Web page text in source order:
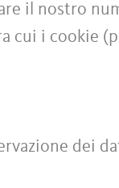
il nostro
cui i cookie
dei